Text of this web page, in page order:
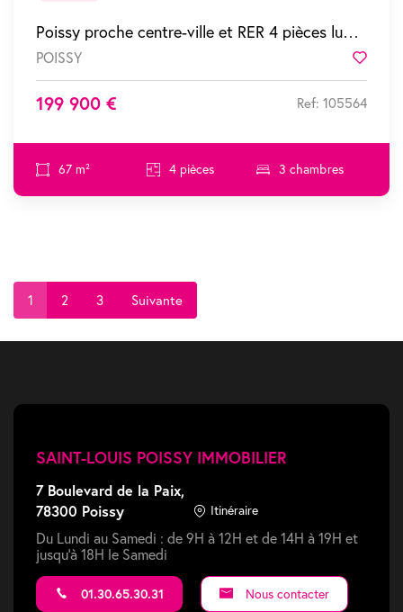
Poissy proche centre-ville et RER 4 pièces lumineux avec balcon et pkg
POISSY
199 900 € Ref: 105564
67 m² 4 pièces 3 chambres
1 2 3 Suivante
SAINT-LOUIS POISSY IMMOBILIER
7 Boulevard de la Paix,
78300 Poissy
Itinéraire
Du Lundi au Samedi : de 9H à 12H et de 14H à 19H et
jusqu'à 18H le Samedi
01.30.65.30.31 Nous contacter